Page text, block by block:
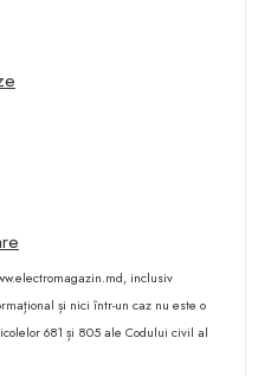
inclusiv
și nici într-un caz nu este o
681 și 805 ale Codului civil al